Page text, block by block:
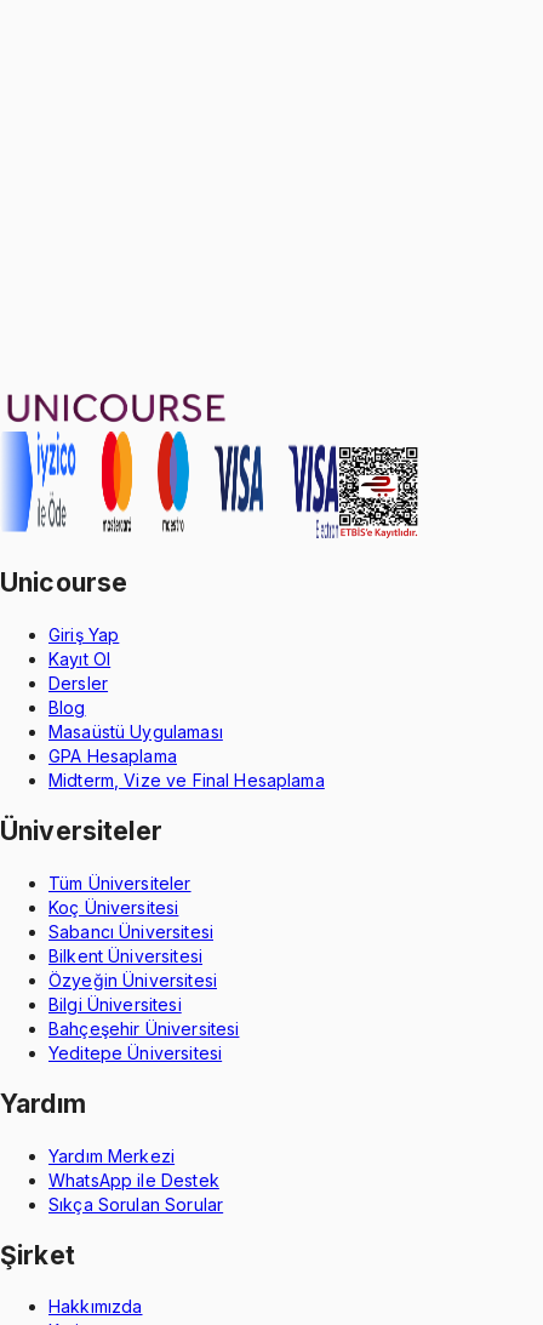
Unicourse
Giriş Yap
Kayıt Ol
Dersler
Blog
Masaüstü Uygulaması
GPA Hesaplama
Midterm, Vize ve Final Hesaplama
Üniversiteler
Tüm Üniversiteler
Koç Üniversitesi
Sabancı Üniversitesi
Bilkent Üniversitesi
Özyeğin Üniversitesi
Bilgi Üniversitesi
Bahçeşehir Üniversitesi
Yeditepe Üniversitesi
Yardım
Yardım Merkezi
WhatsApp ile Destek
Sıkça Sorulan Sorular
Şirket
Hakkımızda